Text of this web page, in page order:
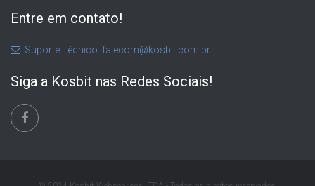
Entre em contato!
Suporte Técnico: falecom@kosbit.com.br
Siga a Kosbit nas Redes Sociais!